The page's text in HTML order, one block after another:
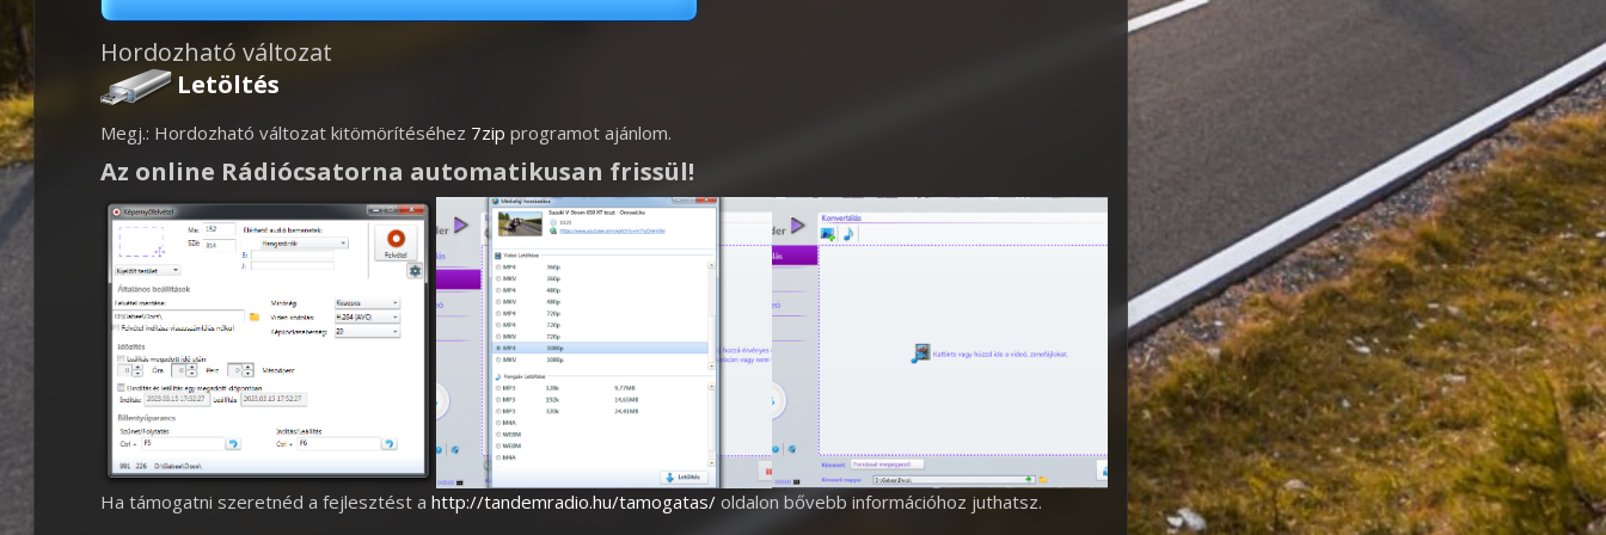
Hordozható változat
Letöltés
Megj.: Hordozható változat kitömörítéséhez 7zip programot ajánlom.
Az online Rádiócsatorna automatikusan frissül!
Ha támogatni szeretnéd a fejlesztést ahttp://tandemradio.hu/tamogatas/ oldalon bővebb információhoz juthatsz.